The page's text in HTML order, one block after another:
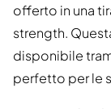
offerto in una
strength.
disponibile
perfetto per le